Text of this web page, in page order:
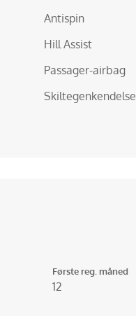
Antispin
Hill Assist
Passager-airbag
Skiltegenkendelse
Første reg. måned
12